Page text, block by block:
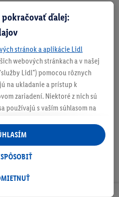
ďalej:
stránok a aplikácie Lidl
webových stránkach a v našej
Lidl") pomocou rôznych
na ukladanie a prístup k
zariadení. Niektoré z nich sú
používajú s vaším súhlasom na
služieb Lidl aj mimo nich. Ak
Plus, na tieto účely sa spracúvajú
v obchode.
Plus alebo sa prihlásite do svojho